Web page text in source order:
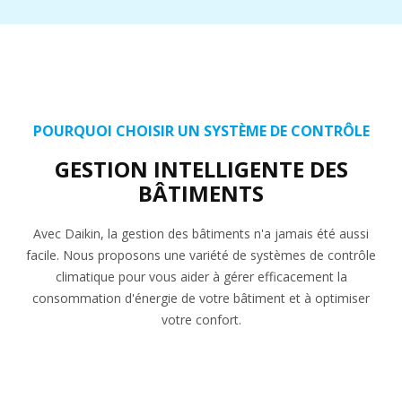
POURQUOI CHOISIR UN SYSTÈME DE CONTRÔLE
GESTION INTELLIGENTE DES
BÂTIMENTS
Avec Daikin, la gestion des bâtiments n'a jamais été aussi
facile. Nous proposons une variété de systèmes de contrôle
climatique pour vous aider à gérer efficacement la
consommation d'énergie de votre bâtiment et à optimiser
votre confort.